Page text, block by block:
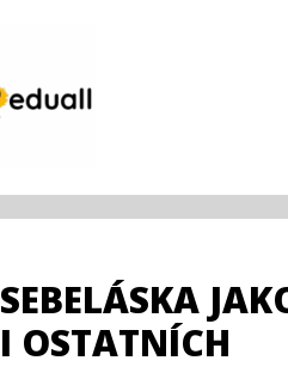
SEBELÁSKA
I OSTATNÍCH